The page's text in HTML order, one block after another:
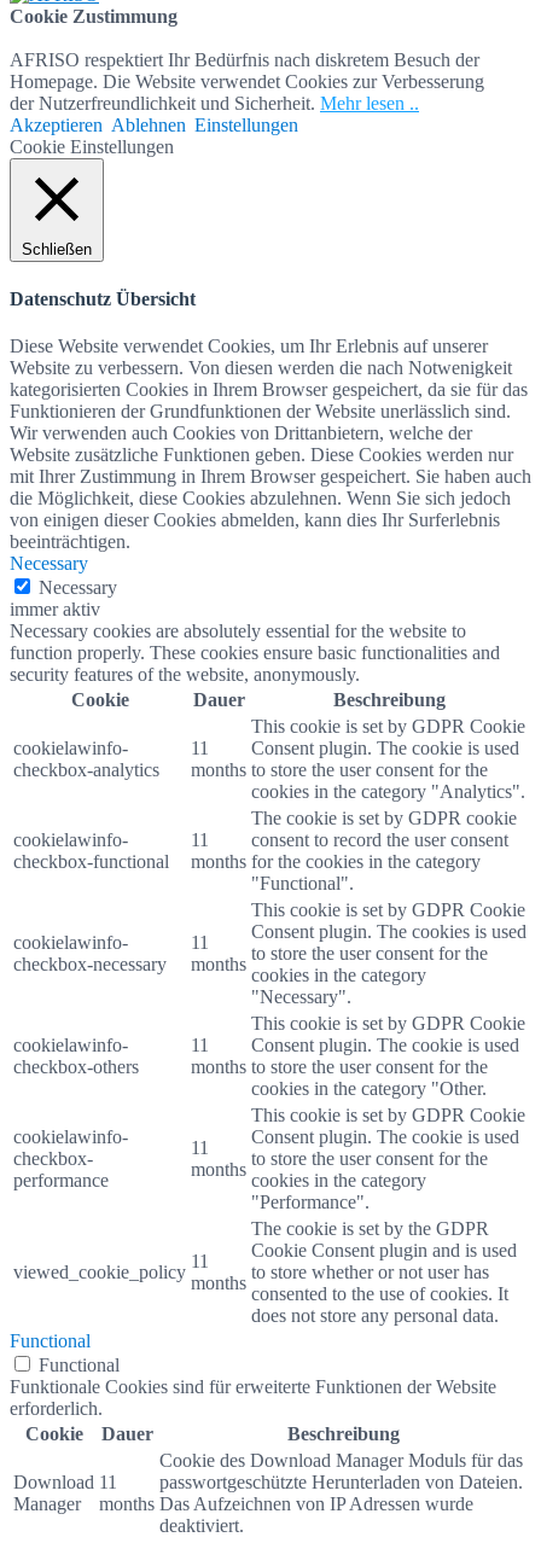
Cookie Zustimmung
AFRISO respektiert Ihr Bedürfnis nach diskretem Besuch der
Homepage. Die Website verwendet Cookies zur Verbesserung
der Nutzerfreundlichkeit und Sicherheit. Mehr lesen ..
Akzeptieren Ablehnen Einstellungen
Cookie Einstellungen
Schließen
Datenschutz Übersicht
Diese Website verwendet Cookies, um Ihr Erlebnis auf unserer
Website zu verbessern. Von diesen werden die nach Notwenigkeit
kategorisierten Cookies in Ihrem Browser gespeichert, da sie für das
Funktionieren der Grundfunktionen der Website unerlässlich sind.
Wir verwenden auch Cookies von Drittanbietern, welche der
Website zusätzliche Funktionen geben. Diese Cookies werden nur
mit Ihrer Zustimmung in Ihrem Browser gespeichert. Sie haben auch
die Möglichkeit, diese Cookies abzulehnen. Wenn Sie sich jedoch
von einigen dieser Cookies abmelden, kann dies Ihr Surferlebnis
beeinträchtigen.
Necessary
Necessary
immer aktiv
Necessary cookies are absolutely essential for the website to
function properly. These cookies ensure basic functionalities and
security features of the website, anonymously.
Cookie
Dauer Beschreibung
cookielawinfo-
checkbox-analytics
11
months
This cookie is set by GDPR Cookie
Consent plugin. The cookie is used
to store the user consent for the
cookies in the category "Analytics".
cookielawinfo-
checkbox-functional
11
months
The cookie is set by GDPR cookie
consent to record the user consent
for the cookies in the category
"Functional".
cookielawinfo-
checkbox-necessary
11
months
This cookie is set by GDPR Cookie
Consent plugin. The cookies is used
to store the user consent for the
cookies in the category
"Necessary".
cookielawinfo-
checkbox-others
11
months
This cookie is set by GDPR Cookie
Consent plugin. The cookie is used
to store the user consent for the
cookies in the category "Other.
cookielawinfo-
checkbox-
performance
11
months
This cookie is set by GDPR Cookie
Consent plugin. The cookie is used
to store the user consent for the
cookies in the category
"Performance".
viewed_cookie_policy
11
months
The cookie is set by the GDPR
Cookie Consent plugin and is used
to store whether or not user has
consented to the use of cookies. It
does not store any personal data.
Functional
Functional
Funktionale Cookies sind für erweiterte Funktionen der Website
erforderlich.
Cookie
Dauer Beschreibung
Download
Manager
11
months
Cookie des Download Manager Moduls für das
passwortgeschützte Herunterladen von Dateien.
Das Aufzeichnen von IP Adressen wurde
deaktiviert.